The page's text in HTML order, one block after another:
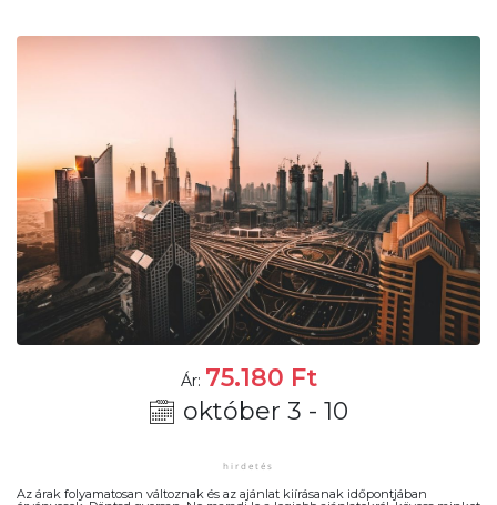
Ár: 75.180 Ft
október 3 - 10
Az árak folyamatosan változnak és az ajánlat kiírásanak időpontjában